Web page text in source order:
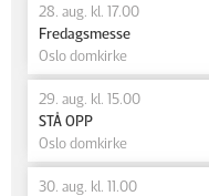
28. aug. kl. 17.00
Fredagsmesse
Oslo domkirke
29. aug. kl. 15.00
STÅ OPP
Oslo domkirke
30. aug. kl. 11.00